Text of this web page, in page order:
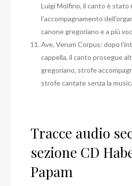
Luigi Molfino, il canto è stato
l’accompagnamento
canone gregoriano e a più
Ave, Verum Corpus: dopo
cappella, il canto prosegue
gregoriano, strofe
strofe cantate senza la
Tracce audio
sezione CD
Papam